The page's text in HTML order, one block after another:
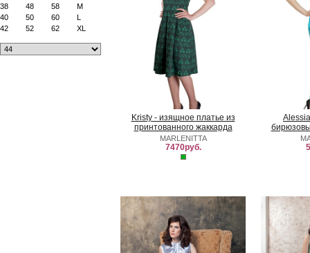
38
48 58
M
40
50 60
L
42
52 62 XL
Kristy - изящное платье из
принтованного жаккарда
MARLENITTA
7470руб.